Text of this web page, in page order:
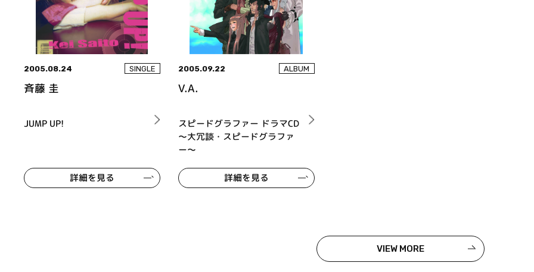
2005.08.24 SINGLE
斉藤 圭
JUMP UP!
詳細を見る
2005.09.22 ALBUM
V.A.
スピードグラファー ドラマCD
～大冗談・スピードグラファ
ー～
詳細を見る
VIEW MORE